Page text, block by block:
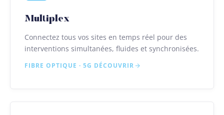
Multiplex
Connectez tous vos sites en temps réel pour des
interventions simultanées, fluides et synchronisées.
FIBRE OPTIQUE · 5G DÉCOUVRIR